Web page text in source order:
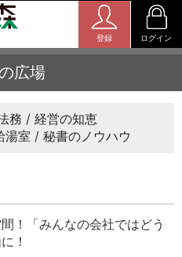
登録 ログイン
広場
務
経営の知恵
湯室 秘書のノウハウ
！「みんなの会社ではどう
！